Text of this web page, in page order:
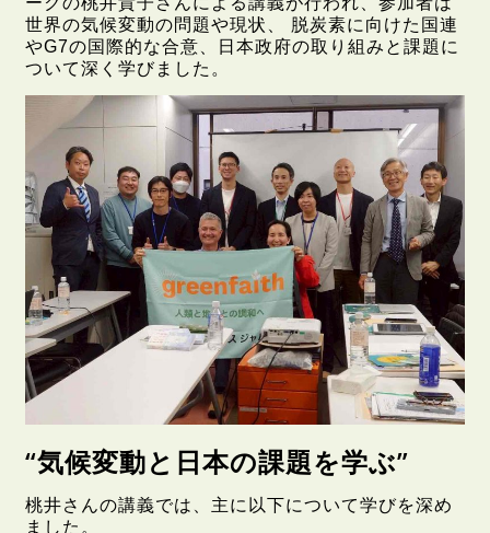
世界の気候変動の問題や現状、 脱炭素に向けた国連
やG7の国際的な合意、日本政府の取り組みと課題に
ついて深く学びました。
“気候変動と日本の課題を学ぶ”
桃井さんの講義では、主に以下について学びを深め
ました。